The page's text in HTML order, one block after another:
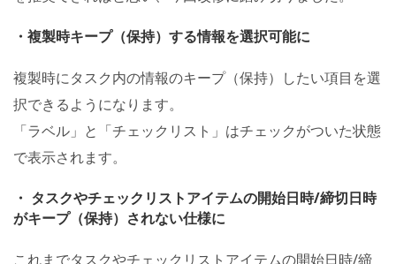
・複製時キープ（保持）する情報を選択可能に
複製時にタスク内の情報のキープ（保持）したい項目を選
択できるようになります。
「ラベル」と「チェックリスト」はチェックがついた状態
で表示されます。
・ タスクやチェックリストアイテムの開始日時/締切日時
がキープ（保持）されない仕様に
これまでタスクやチェックリストアイテムの開始日時/締